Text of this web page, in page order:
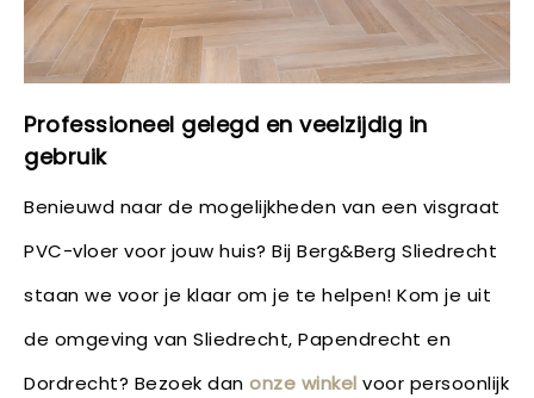
Professioneel gelegd en veelzijdig in
gebruik
Benieuwd naar de mogelijkheden van een visgraat
PVC-vloer voor jouw huis? Bij Berg&Berg Sliedrecht
staan we voor je klaar om je te helpen! Kom je uit
de omgeving van Sliedrecht, Papendrecht en
Dordrecht? Bezoek dan onze winkel voor persoonlijk